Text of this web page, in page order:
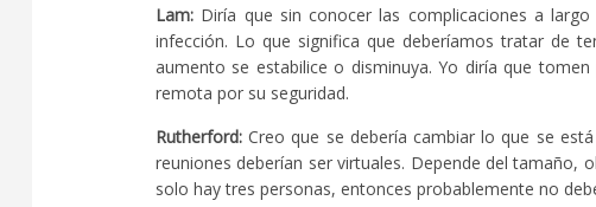
Lam: Diría que sin conocer las complicaciones a
infección. Lo que significa que deberíamos tratar de
aumento se estabilice o disminuya. Yo diría que
remota por su seguridad.
Rutherford: Creo que se debería cambiar lo que se
reuniones deberían ser virtuales. Depende del tamaño,
solo hay tres personas, entonces probablemente no